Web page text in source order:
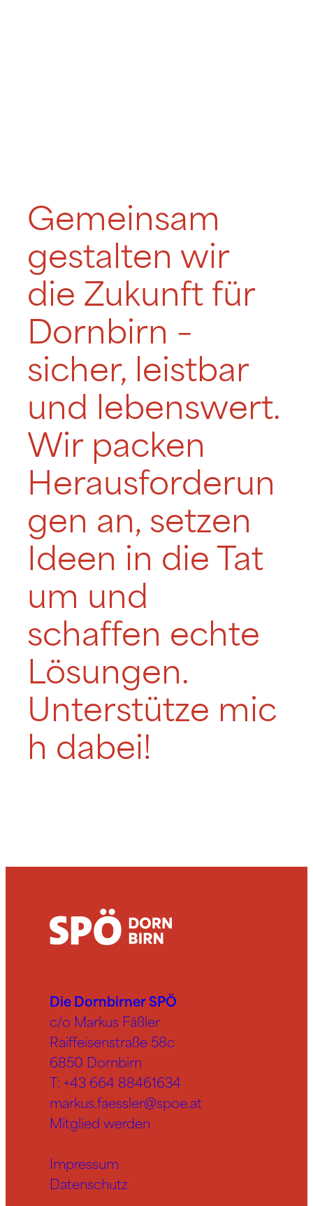
Gemeinsam
gestalten wir
die Zukunft für
Dornbirn –
sicher, leistbar
und lebenswert.
Wir packen
Herausforderun
gen an, setzen
Ideen in die Tat
um und
schaffen echte
Lösungen.
Unterstütze mic
h dabei!
Die Dornbirner SPÖ
c/o Markus Fäßler
Raiffeisenstraße 58c
6850 Dornbirn
T: +43 664 88461634
markus.faessler@spoe.at
Mitglied werden
Impressum
Datenschutz